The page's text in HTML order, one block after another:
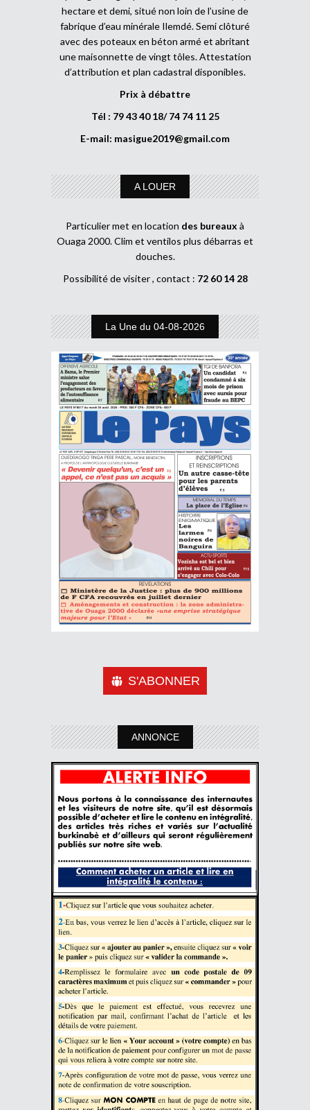
hectare et demi, situé non loin de l’usine de
fabrique d’eau minérale Ilemdé. Semi clôturé
avec des poteaux en béton armé et abritant
une maisonnette de vingt tôles. Attestation
d’attribution et plan cadastral disponibles.
Prix à débattre
Tél : 79 43 40 18/ 74 74 11 25
E-mail: masigue2019@gmail.com
A LOUER
Particulier met en location des bureaux à
Ouaga 2000. Clim et ventilos plus débarras et
douches.
Possibilité de visiter , contact : 72 60 14 28
La Une du 04-08-2026
S'ABONNER
ANNONCE